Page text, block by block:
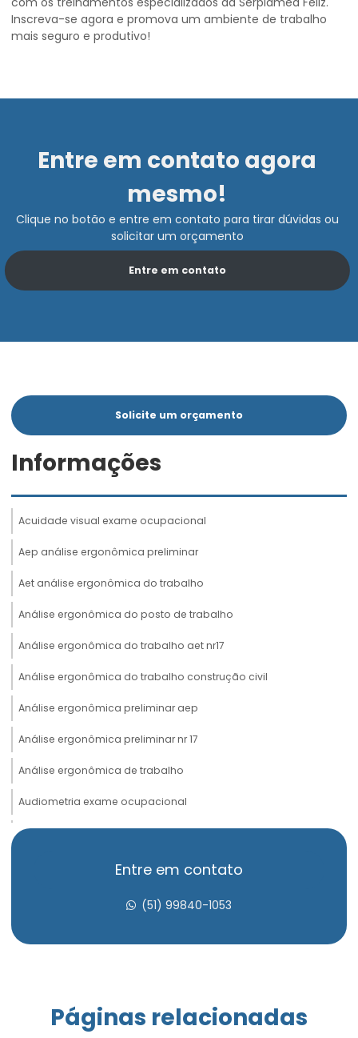
Inscreva-se agora e promova um ambiente de trabalho
mais seguro e produtivo!
Entre em contato agora
mesmo!
Clique no botão e entre em contato para tirar dúvidas ou
solicitar um orçamento
Entre em contato
Solicite um orçamento
Informações
Acuidade visual exame ocupacional
Aep análise ergonômica preliminar
Aet análise ergonômica do trabalho
Análise ergonômica do posto de trabalho
Análise ergonômica do trabalho aet nr17
Análise ergonômica do trabalho construção civil
Análise ergonômica preliminar aep
Análise ergonômica preliminar nr 17
Análise ergonômica de trabalho
Audiometria exame ocupacional
Avaliação de insalubridade
Avaliação psicossocial admissional
Clínica aso admissional
Entre em contato
(51) 99840-1053
Páginas relacionadas